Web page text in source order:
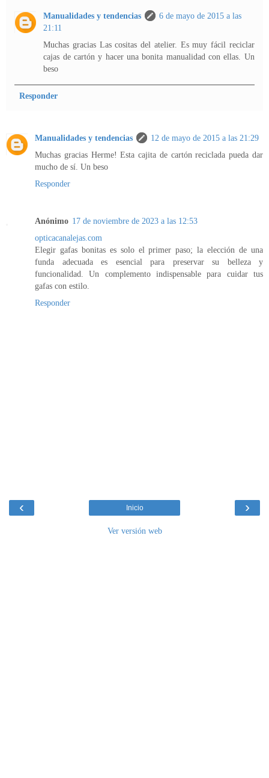
Manualidades y tendencias
6 de mayo de 2015 a las
21:11
Muchas gracias Las cositas del atelier. Es muy fácil reciclar
cajas de cartón y hacer una bonita manualidad con ellas. Un
beso
Responder
Manualidades y tendencias
12 de mayo de 2015 a las 21:29
Muchas gracias Herme! Esta cajita de cartón reciclada pueda dar
mucho de sí. Un beso
Responder
Anónimo 17 de noviembre de 2023 a las 12:53
opticacanalejas.com
Elegir gafas bonitas es solo el primer paso; la elección de una
funda adecuada es esencial para preservar su belleza y
funcionalidad. Un complemento indispensable para cuidar tus
gafas con estilo.
Responder
‹ ›
Inicio
Ver versión web